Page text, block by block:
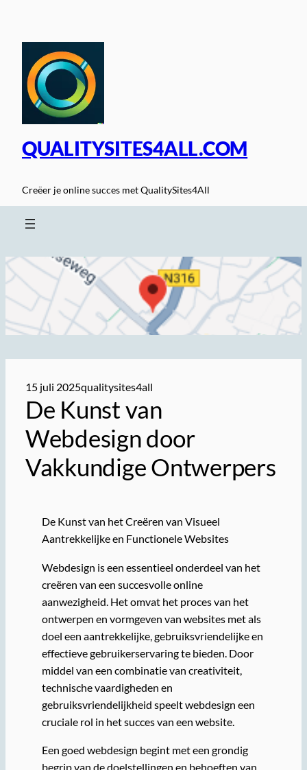
inhoud
QUALITYSITES4ALL.COM
Creëer je online succes met QualitySites4All
15 juli 2025qualitysites4all
De Kunst van
Webdesign door
Vakkundige Ontwerpers
De Kunst van het Creëren van Visueel
Aantrekkelijke en Functionele Websites
Webdesign is een essentieel onderdeel van het
creëren van een succesvolle online
aanwezigheid. Het omvat het proces van het
ontwerpen en vormgeven van websites met als
doel een aantrekkelijke, gebruiksvriendelijke en
effectieve gebruikerservaring te bieden. Door
middel van een combinatie van creativiteit,
technische vaardigheden en
gebruiksvriendelijkheid speelt webdesign een
cruciale rol in het succes van een website.
Een goed webdesign begint met een grondig
begrip van de doelstellingen en behoeften van